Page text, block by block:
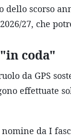
dello scorso
27, che
coda"
da GPS
effettuate
da I